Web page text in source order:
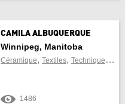
CAMILA ALBUQUERQUE
Winnipeg, Manitoba
Céramique, Textiles, Techniques mixtes
1486